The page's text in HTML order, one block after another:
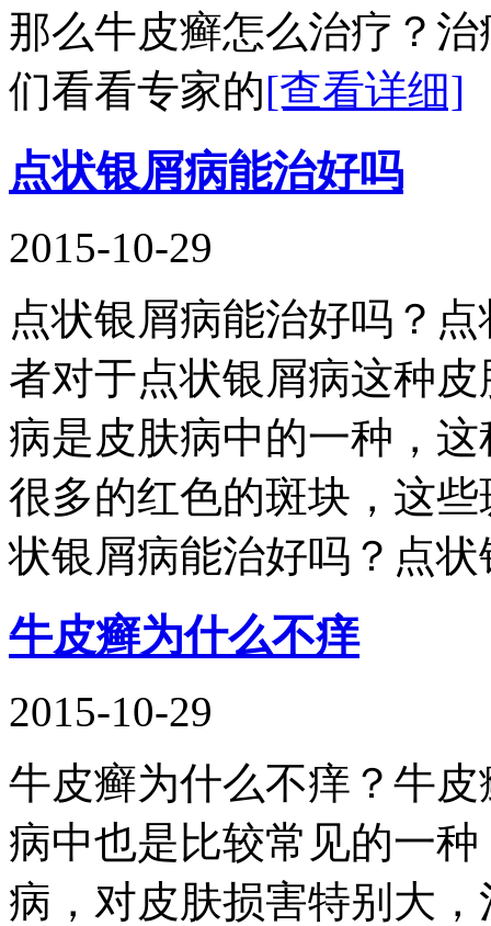
那么牛皮癣怎么治疗？
们看看专家的[查看详细]
点状银屑病能治好吗
2015-10-29
点状银屑病能治好吗？
者对于点状银屑病这种
病是皮肤病中的一种，
很多的红色的斑块，这
状银屑病能治好吗？点状
牛皮癣为什么不痒
2015-10-29
牛皮癣为什么不痒？牛
病中也是比较常见的一
病，对皮肤损害特别大